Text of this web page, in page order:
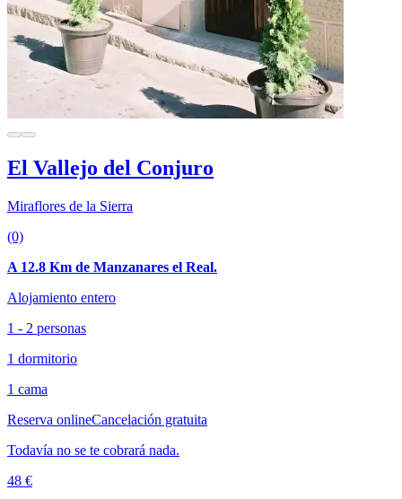
El Vallejo del Conjuro
Miraflores de la Sierra
(0)
A 12.8 Km de Manzanares el Real.
Alojamiento entero
1 - 2 personas
1 dormitorio
1 cama
Reserva onlineCancelación gratuita
Todavía no se te cobrará nada.
48 €